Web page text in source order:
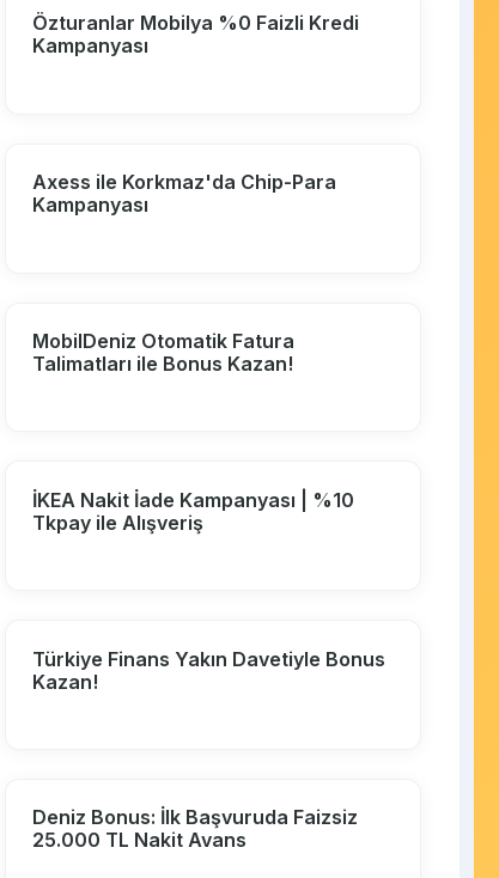
Özturanlar Mobilya %0 Faizli Kredi
Kampanyası
Axess ile Korkmaz'da Chip-Para
Kampanyası
MobilDeniz Otomatik Fatura
Talimatları ile Bonus Kazan!
İKEA Nakit İade Kampanyası | %10
Tkpay ile Alışveriş
Türkiye Finans Yakın Davetiyle Bonus
Kazan!
Deniz Bonus: İlk Başvuruda Faizsiz
25.000 TL Nakit Avans